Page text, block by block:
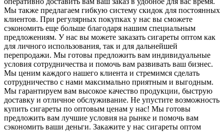
Мы также предлагаем гибкую систему скидок для постоянных
клиентов. При регулярных покупках у нас вы сможете
сэкономить еще больше благодаря нашим специальным
предложениям. У нас вы можете заказать сигареты оптом как
для личного использования, так и для дальнейшей
перепродажи. Мы готовы предложить вам индивидуальные
условия сотрудничества и помочь вам развивать ваш бизнес.
Мы ценим каждого нашего клиента и стремимся сделать
сотрудничество с нами максимально приятным и выгодным.
Мы гарантируем вам высокое качество продукции, быструю
доставку и отличное обслуживание. Не упустите возможность
купить сигареты по оптовым ценам у нас! Мы готовы
предложить вам лучшие условия на рынке и помочь вам
сэкономить ваши деньги. Закажите у нас сигареты оптом